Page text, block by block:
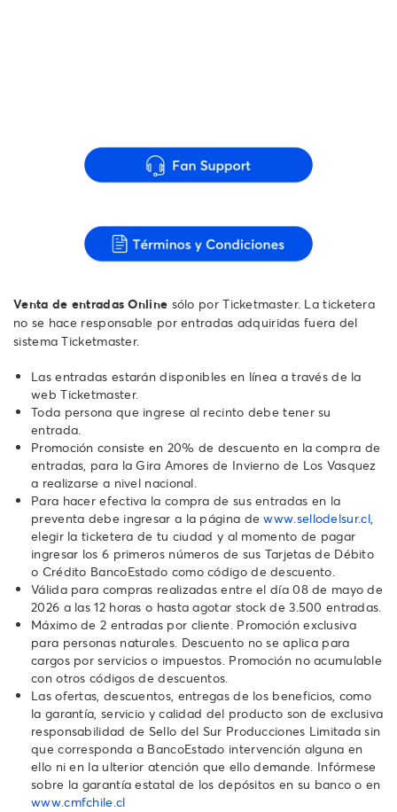
Venta de entradas Online sólo por Ticketmaster. La ticketera
no se hace responsable por entradas adquiridas fuera del
sistema Ticketmaster.
Las entradas estarán disponibles en línea a través de la
web Ticketmaster.
Toda persona que ingrese al recinto debe tener su
entrada.
Promoción consiste en 20% de descuento en la compra de
entradas, para la Gira Amores de Invierno de Los Vasquez
a realizarse a nivel nacional.
Para hacer efectiva la compra de sus entradas en la
preventa debe ingresar a la página dewww.sellodelsur.cl,
elegir la ticketera de tu ciudad y al momento de pagar
ingresar los 6 primeros números de sus Tarjetas de Débito
o Crédito BancoEstado como código de descuento.
Válida para compras realizadas entre el día 08 de mayo de
2026 a las 12 horas o hasta agotar stock de 3.500 entradas.
Máximo de 2 entradas por cliente. Promoción exclusiva
para personas naturales. Descuento no se aplica para
cargos por servicios o impuestos. Promoción no acumulable
con otros códigos de descuentos.
Las ofertas, descuentos, entregas de los beneficios, como
la garantía, servicio y calidad del producto son de exclusiva
responsabilidad de Sello del Sur Producciones Limitada sin
que corresponda a BancoEstado intervención alguna en
ello ni en la ulterior atención que ello demande. Infórmese
sobre la garantía estatal de los depósitos en su banco o en
www.cmfchile.cl